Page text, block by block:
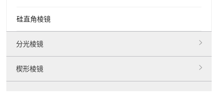
硅直角棱镜
分光棱镜
楔形棱镜